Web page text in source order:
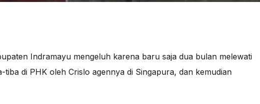
Indramayu mengeluh karena baru saja dua bulan melewati
tiba di PHK oleh Crislo agennya di Singapura, dan kemudian